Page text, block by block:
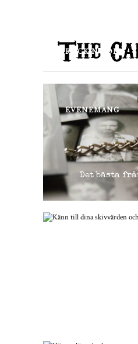
ROCK N ROLL
EVENEMANG
Det bästa